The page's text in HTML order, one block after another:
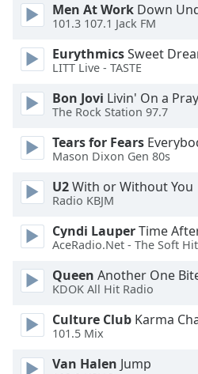
cancel
and
close
window.
Text
Color
Opacity
Text
Color
Opacity
Men At Work Down
101.3 107.1 Jack FM
EurythmicsSweet
LITT Live - TASTE
Bon Jovi Livin' On a
The Rock Station 97.7
Tears for Fears
Mason Dixon Gen 80s
U2With or Without You
Radio KBJM
Cyndi LauperTime
AceRadio.Net - The Soft
Queen Another One
KDOK All Hit Radio
Culture Club Karma
101.5 Mix
Van Halen Jump